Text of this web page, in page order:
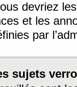
devriez
et les
par
sujets